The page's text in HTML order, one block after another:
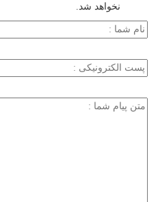
نخواهد شد.